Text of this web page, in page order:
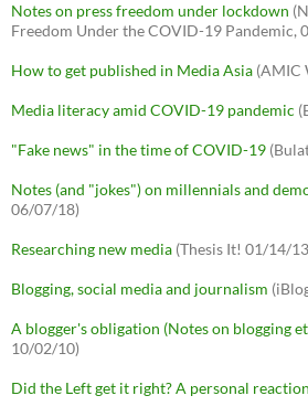
Notes on press freedom under lockdown
Freedom Under the COVID-19 Pandemic,
How to get published in Media Asia (AMIC
Media literacy amid COVID-19 pandemic
"Fake news" in the time of COVID-19
Notes (and "jokes") on millennials and
06/07/18)
Researching new media (Thesis It! 01/14/
Blogging, social media and journalism
A blogger's obligation (Notes on blogging
10/02/10)
Did the Left get it right? A personal reaction